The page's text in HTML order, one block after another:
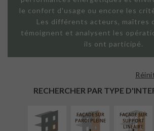
le confort d'usage ou encore les
Les différents acteurs, maîtres
témoignent et analysent les
ils ont participé.
RECHERCHER PAR TYPE
EXTÉRIEURE
FAÇADE SUR
PAROI PLEINE
FAÇADE SUR
SUPPORT
LINÉAIRE
FERMETURE
LOGGIAS
RÉFECTION DES
TOITURES